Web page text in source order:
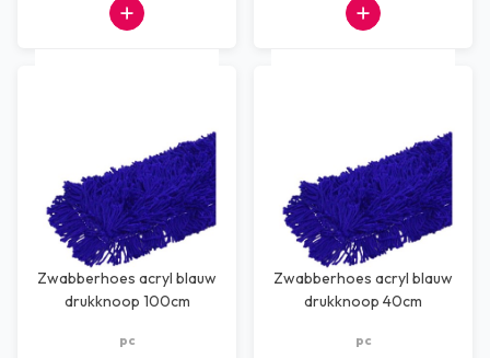
Zwabberhoes acryl blauw
drukknoop 100cm
pc
Zwabberhoes acryl blauw
drukknoop 40cm
pc